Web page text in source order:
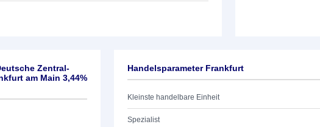
Zentral-
am Main 3,44%
Handelsparameter Frankfurt
Kleinste handelbare Einheit
Spezialist